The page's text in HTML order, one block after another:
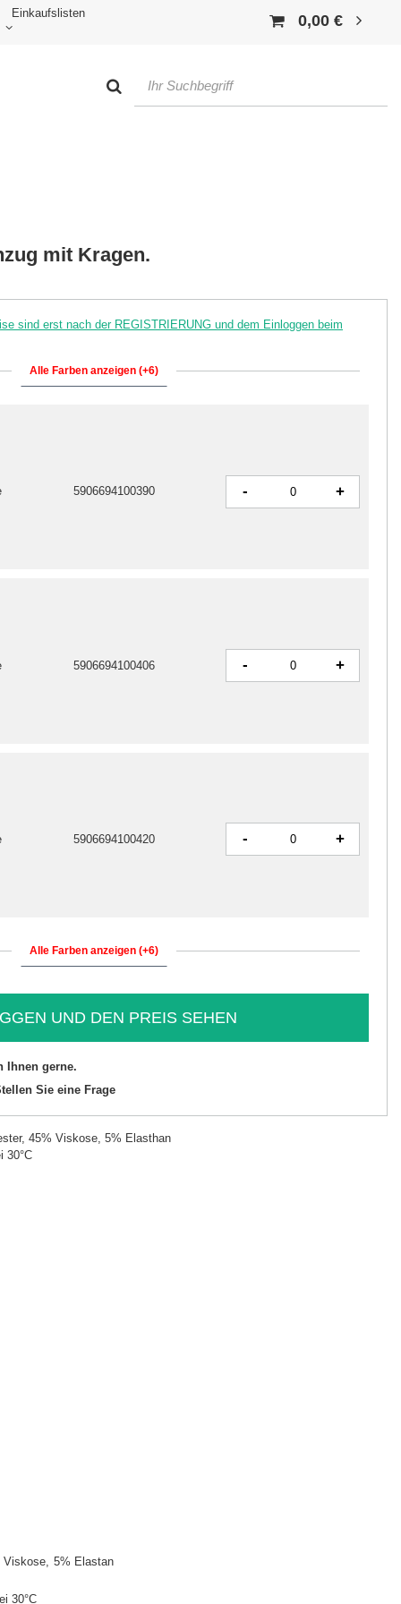
Einkaufslisten 0,00 €
mit Kragen.
sind erst nach der REGISTRIERUNG und dem Einloggen beim
Alle Farben anzeigen (+6)
5906694100390 - +
5906694100406 - +
5906694100420 - +
Alle Farben anzeigen (+6)
UND DEN PREIS SEHEN
Ihnen gerne.
Sie eine Frage
45% Viskose, 5% Elasthan
30°C
Viskose 5% Elastan
30°C